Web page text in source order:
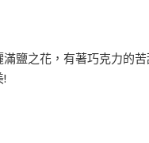
鹽之花，有著巧克力的苦
!